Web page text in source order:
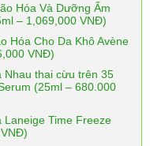
Hóa Và Dưỡng Ẩm
– 1,069,000 VNĐ)
Hóa Cho Da Khô Avène
VNĐ)
Nhau thai cừu trên 35
(25ml – 680.000
Laneige Time Freeze